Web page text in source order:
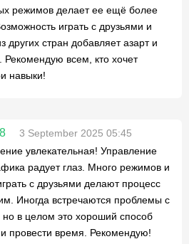
режимов делает ее ещё более
играть с друзьями и
других стран добавляет азарт и
Рекомендую всем, кто хочет
навыки!
3 September 2025 05:45
увлекательная! Управление
радует глаз. Много режимов и
с друзьями делают процесс
Иногда встречаются проблемы с
в целом это хороший способ
и провести время. Рекомендую!